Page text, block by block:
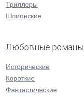
Триллеры
Шпионские
Любовные романы
Исторические
Короткие
Фантастические